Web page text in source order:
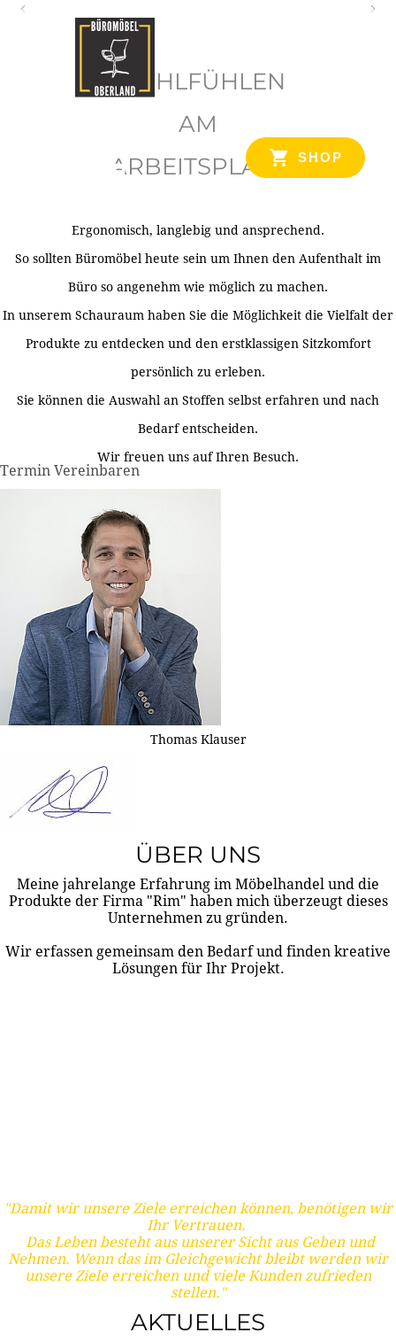
SHOP
WOHLFÜHLEN
AM
ARBEITSPLATZ
Ergonomisch, langlebig und ansprechend.
So sollten Büromöbel heute sein um Ihnen den Aufenthalt im
Büro so angenehm wie möglich zu machen.
In unserem Schauraum haben Sie die Möglichkeit die Vielfalt der
Produkte zu entdecken und den erstklassigen Sitzkomfort
persönlich zu erleben.
Sie können die Auswahl an Stoffen selbst erfahren und nach
Bedarf entscheiden.
Wir freuen uns auf Ihren Besuch.
Termin Vereinbaren
Thomas Klauser
ÜBER UNS
Meine jahrelange Erfahrung im Möbelhandel und die
Produkte der Firma "Rim" haben mich überzeugt dieses
Unternehmen zu gründen.
Wir erfassen gemeinsam den Bedarf und finden kreative
Lösungen für Ihr Projekt.
"Damit wir unsere Ziele erreichen können, benötigen wir
Ihr Vertrauen.
Das Leben besteht aus unserer Sicht aus Geben und
Nehmen. Wenn das im Gleichgewicht bleibt werden wir
unsere Ziele erreichen und viele Kunden zufrieden
stellen."
AKTUELLES